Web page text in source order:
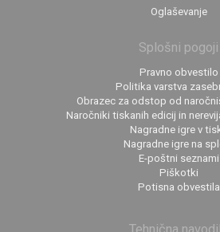
Oglaševanje
Splošni pogoji
Pravno obvestilo
Politika varstva
Obrazec za odstop od
Naročniki tiskanih edicij in
Nagradne igre v
Nagradne igre na
E-poštni seznami
Piškotki
Potisna obvestila